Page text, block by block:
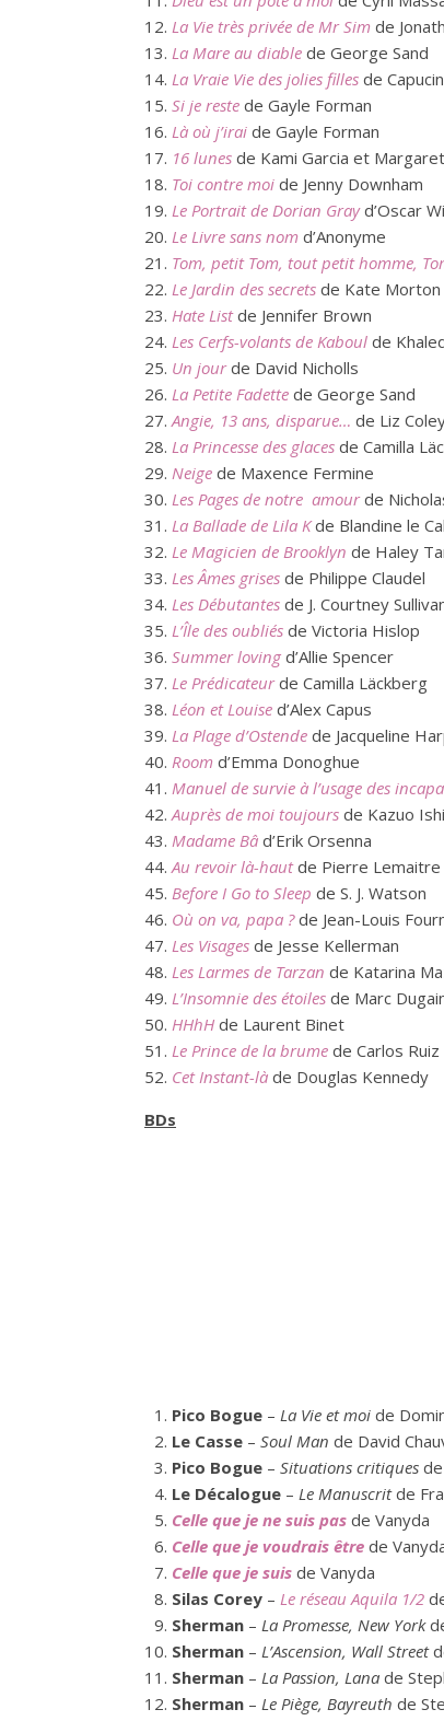
La Vie très privée de Mr Sim de
La Mare au diable de George Sand
La Vraie Vie des jolies filles de
Si je reste de Gayle Forman
Là où j’irai de Gayle Forman
16 lunes de Kami Garcia et
Toi contre moi de Jenny Downham
Le Portrait de Dorian Grayd’Oscar
Le Livre sans nom d’Anonyme
Tom, petit Tom, tout petit homme,
Le Jardin des secrets de Kate Morton
Hate Listde Jennifer Brown
Les Cerfs-volants de Kaboul de
Un jourde David Nicholls
La Petite Fadette de George Sand
Angie, 13 ans, disparue… de Liz
La Princesse des glaces de Camilla
Neige de Maxence Fermine
Les Pages de notre amourde
La Ballade de Lila Kde Blandine le
Le Magicien de Brooklyn de Haley
Les Âmes grises de Philippe Claudel
Les Débutantes de J. Courtney
L’Île des oubliés de Victoria Hislop
Summer loving d’Allie Spencer
Le Prédicateurde Camilla Läckberg
Léon et Louise d’Alex Capus
La Plage d’Ostende de Jacqueline
Room d’Emma Donoghue
Manuel de survie à l’usage des
Auprès de moi toujours de Kazuo
Madame Bâ d’Erik Orsenna
Au revoir là-hautde Pierre Lemaitre
Before I Go to Sleep de S. J. Watson
Où on va, papa ?de Jean-Louis
Les Visages de Jesse Kellerman
Les Larmes de Tarzan de Katarina
L’Insomnie des étoiles de Marc
HHhH de Laurent Binet
Le Prince de la brume de Carlos Ruiz
Cet Instant-là de Douglas Kennedy
BDs
Pico Bogue – La Vie et moi de
Le Casse – Soul Man de David
Pico Bogue – Situations critiques
Le Décalogue – Le Manuscritde
Celle que je ne suis pas de Vanyda
Celle que je voudrais être de
Celle que je suis de Vanyda
Silas Corey – Le réseau Aquila 1/2
Sherman – La Promesse, New York
Sherman – L’Ascension, Wall Street
Sherman – La Passion, Lana de
Sherman – Le Piège, Bayreuth de